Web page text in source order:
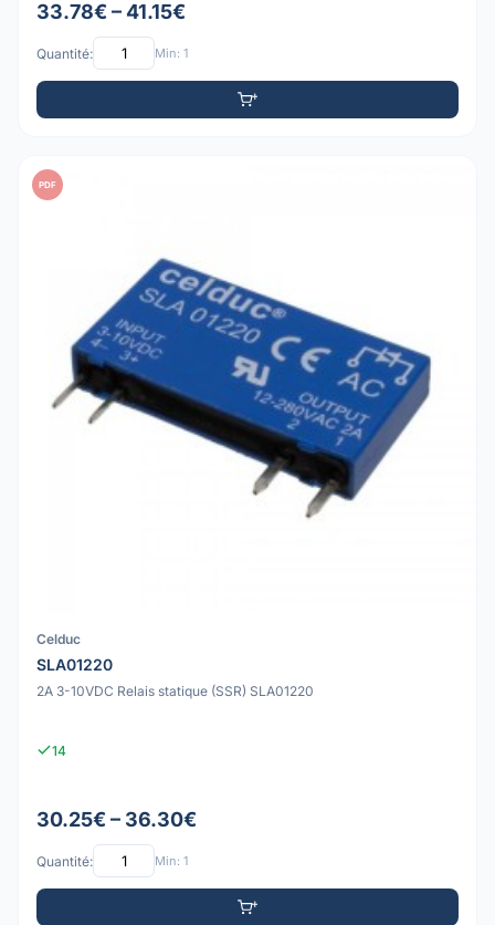
33.78€ – 41.15€
Quantité: Min: 1
PDF
Celduc
SLA01220
2A 3-10VDC Relais statique (SSR) SLA01220
14
30.25€ – 36.30€
Quantité: Min: 1